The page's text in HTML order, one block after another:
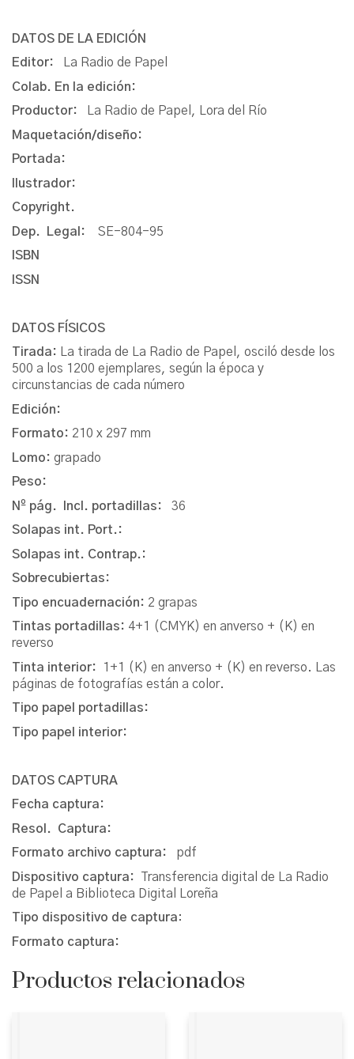
DATOS DE LA EDICIÓN
Editor:
La Radio de Papel
Colab. En la edición:
Productor:
La Radio de Papel, Lora del Río
Maquetación/diseño:
Portada:
Ilustrador:
Copyright.
Dep. Legal: SE-804-95
ISBN
ISSN
DATOS FÍSICOS
Tirada: La tirada de La Radio de Papel, osciló desde los
500 a los 1200 ejemplares, según la época y
circunstancias de cada número
Edición:
Formato: 210 x 297 mm
Lomo: grapado
Peso:
Nº pág. Incl. portadillas: 36
Solapas int. Port.:
Solapas int. Contrap.:
Sobrecubiertas:
Tipo encuadernación: 2 grapas
Tintas portadillas: 4+1 (CMYK) en anverso + (K) en
reverso
Tinta interior:
1+1 (K) en anverso + (K) en reverso. Las
páginas de fotografías están a color.
Tipo papel portadillas:
Tipo papel interior:
DATOS CAPTURA
Fecha captura:
Resol. Captura:
Formato archivo captura: pdf
Dispositivo captura:
Transferencia digital de La Radio
de Papel a Biblioteca Digital Loreña
Tipo dispositivo de captura:
Formato captura:
Productos relacionados